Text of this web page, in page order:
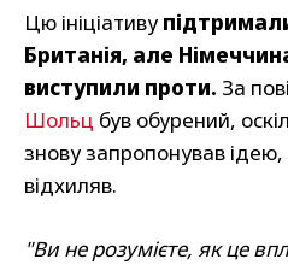
Цю ініціативу
Британія, але
виступили проти. За
Шольц був обурений,
знову запропонував
відхиляв.
"Ви не розумієте, як це